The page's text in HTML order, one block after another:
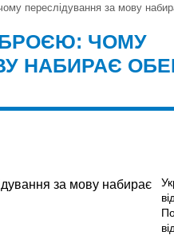
переслідування за мову
ЧОМУ
НАБИРАЄ